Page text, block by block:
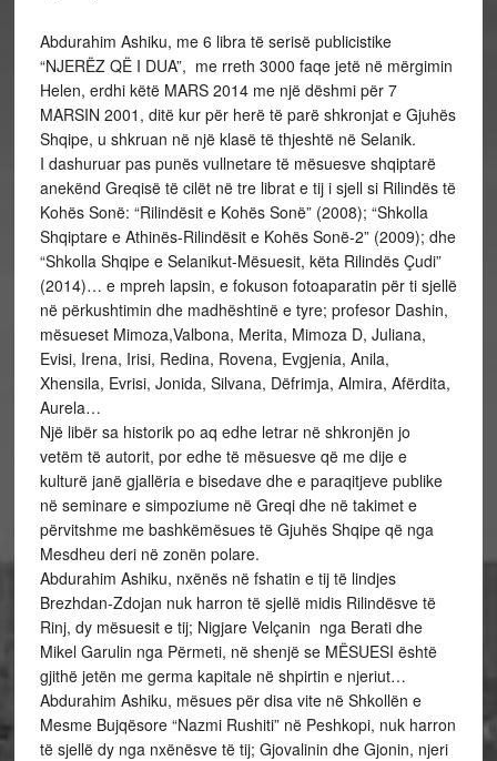
Abdurahim Ashiku, me 6 libra të serisë publicistike
“NJERËZ QË I DUA”, me rreth 3000 faqe jetë në mërgimin
Helen, erdhi këtë MARS 2014 me një dëshmi për 7
MARSIN 2001, ditë kur për herë të parë shkronjat e Gjuhës
Shqipe, u shkruan në një klasë të thjeshtë në Selanik.
I dashuruar pas punës vullnetare të mësuesve shqiptarë
anekënd Greqisë të cilët në tre librat e tij i sjell si Rilindës të
Kohës Sonë: “Rilindësit e Kohës Sonë” (2008); “Shkolla
Shqiptare e Athinës-Rilindësit e Kohës Sonë-2” (2009); dhe
“Shkolla Shqipe e Selanikut-Mësuesit, këta Rilindës Çudi”
(2014)… e mpreh lapsin, e fokuson fotoaparatin për ti sjellë
në përkushtimin dhe madhështinë e tyre; profesor Dashin,
mësueset Mimoza,Valbona, Merita, Mimoza D, Juliana,
Evisi, Irena, Irisi, Redina, Rovena, Evgjenia, Anila,
Xhensila, Evrisi, Jonida, Silvana, Dëfrimja, Almira, Afërdita,
Aurela…
Një libër sa historik po aq edhe letrar në shkronjën jo
vetëm të autorit, por edhe të mësuesve që me dije e
kulturë janë gjallëria e bisedave dhe e paraqitjeve publike
në seminare e simpoziume në Greqi dhe në takimet e
përvitshme me bashkëmësues të Gjuhës Shqipe që nga
Mesdheu deri në zonën polare.
Abdurahim Ashiku, nxënës në fshatin e tij të lindjes
Brezhdan-Zdojan nuk harron të sjellë midis Rilindësve të
Rinj, dy mësuesit e tij; Nigjare Velçanin nga Berati dhe
Mikel Garulin nga Përmeti, në shenjë se MËSUESI është
gjithë jetën me germa kapitale në shpirtin e njeriut…
Abdurahim Ashiku, mësues për disa vite në Shkollën e
Mesme Bujqësore “Nazmi Rushiti” në Peshkopi, nuk harron
të sjellë dy nga nxënësve të tij; Gjovalinin dhe Gjonin, njeri